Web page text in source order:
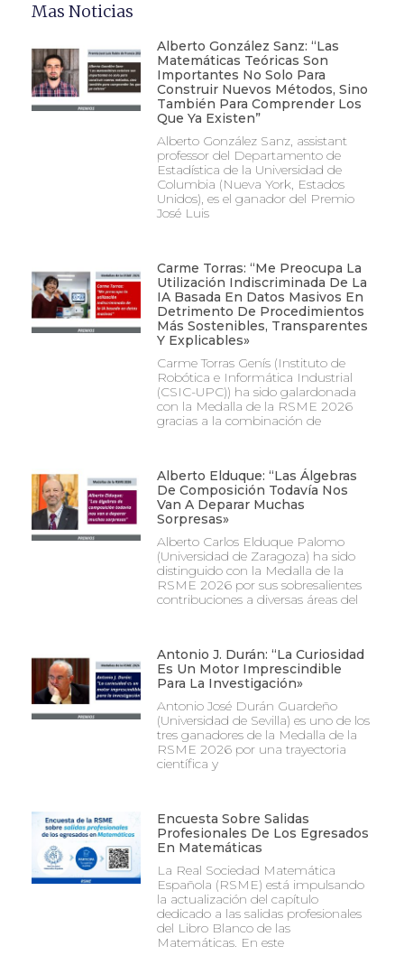
Mas Noticias
Alberto González Sanz: “Las
Matemáticas Teóricas Son
Importantes No Solo Para
Construir Nuevos Métodos, Sino
También Para Comprender Los
Que Ya Existen”
Alberto González Sanz, assistant
professor del Departamento de
Estadística de la Universidad de
Columbia (Nueva York, Estados
Unidos), es el ganador del Premio
José Luis
Carme Torras: “Me Preocupa La
Utilización Indiscriminada De La
IA Basada En Datos Masivos En
Detrimento De Procedimientos
Más Sostenibles, Transparentes
Y Explicables»
Carme Torras Genís (Instituto de
Robótica e Informática Industrial
(CSIC-UPC)) ha sido galardonada
con la Medalla de la RSME 2026
gracias a la combinación de
Alberto Elduque: “Las Álgebras
De Composición Todavía Nos
Van A Deparar Muchas
Sorpresas»
Alberto Carlos Elduque Palomo
(Universidad de Zaragoza) ha sido
distinguido con la Medalla de la
RSME 2026 por sus sobresalientes
contribuciones a diversas áreas del
Antonio J. Durán: “La Curiosidad
Es Un Motor Imprescindible
Para La Investigación»
Antonio José Durán Guardeño
(Universidad de Sevilla) es uno de los
tres ganadores de la Medalla de la
RSME 2026 por una trayectoria
científica y
Encuesta Sobre Salidas
Profesionales De Los Egresados
En Matemáticas
La Real Sociedad Matemática
Española (RSME) está impulsando
la actualización del capítulo
dedicado a las salidas profesionales
del Libro Blanco de las
Matemáticas. En este